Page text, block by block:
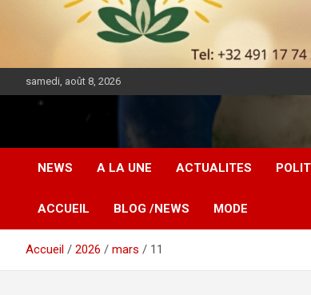
samedi, août 8, 2026
DIASPORA PULSE
NEWS A LA UNE ACTUALITES
ACCUEIL BLOG /NEWS MODE
Accueil 2026 mars 11